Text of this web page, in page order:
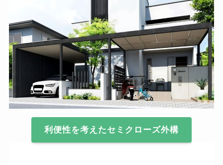
利便性を考えたセミクローズ外構